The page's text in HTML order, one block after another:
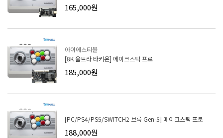
165,000원
아이에스티몰
[8K 울트라 타키온] 메이크스틱 프로
185,000원
[PC/PS4/PS5/SWITCH2 브룩 Gen-5] 메이크스틱 프로
188,000원